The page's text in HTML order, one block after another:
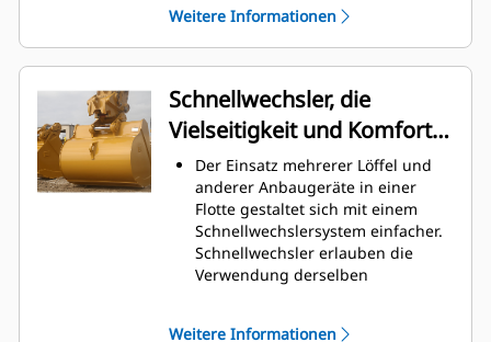
Zeit geladen werden. Bei jeder
abriebbeständigem Stahl
gefertigt, der vor allem für
Komponenten mit übermäßigem
Verschleiß gedacht ist.
Schützen Sie die wichtigsten
Bereiche des von hohem
Verschleiß betroffenen Löffels mit
Cat-Schneidwerkzeugen.
Die Cat® Advansys ™-
Schneidwerkzeuge bieten ein
höheres Eindringvermögen in das
Material und kürzere
Arbeitstaktzeiten – für eine höhere
Aufgaben.
Weitere Informationen
Schnellwechsler, die
Vielseitigkeit und Komfort
bieten
Der Einsatz mehrerer Löffel und
anderer Anbaugeräte in einer
Flotte gestaltet sich mit einem
Schnellwechslersystem einfacher.
Schnellwechsler erlauben die
Verwendung derselben
Weitere Informationen